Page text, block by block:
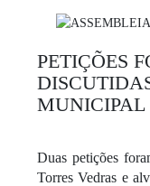
PETIÇÕES
MUNICIPAL
Duas petições
Torres Vedras e